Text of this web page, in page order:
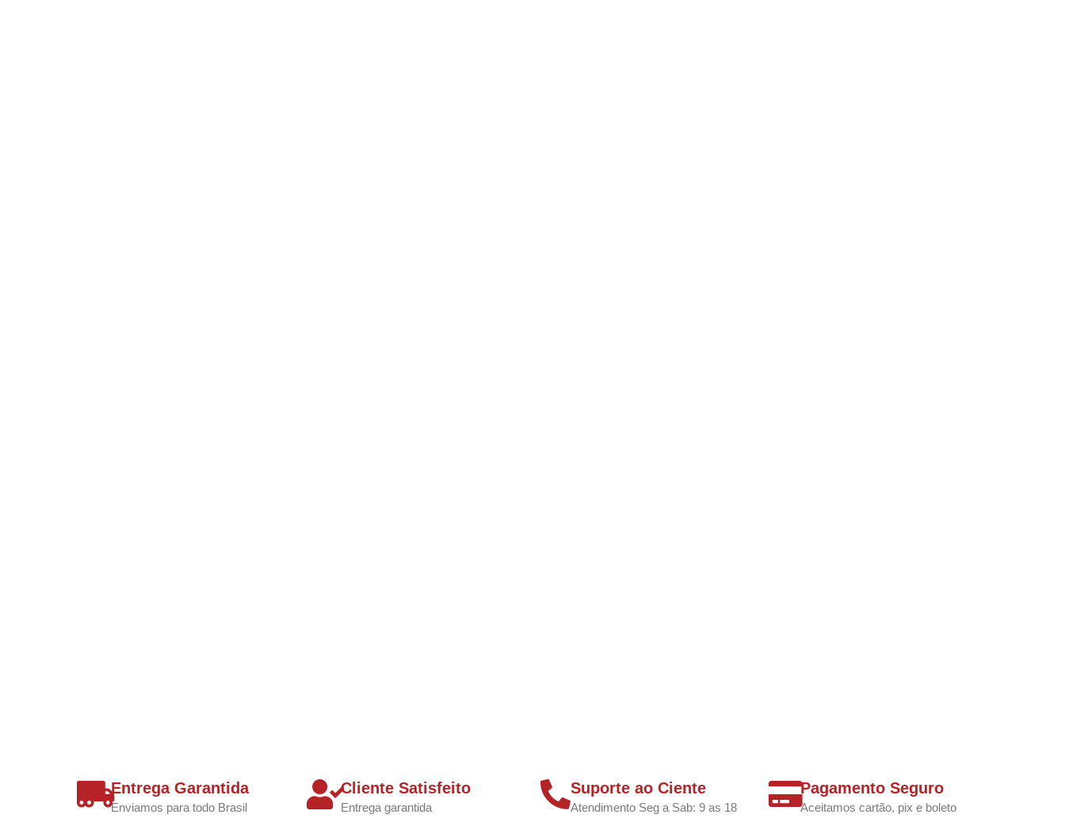
Entrega Garantida
Enviamos para todo Brasil
Cliente Satisfeito
Entrega garantida
Suporte ao Ciente
Atendimento Seg a Sab: 9 as 18
Pagamento Seguro
Aceitamos cartão, pix e boleto